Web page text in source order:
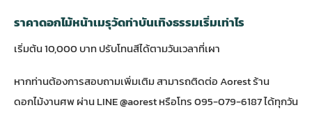
ราคาดอกไม้หน้าเมรุวัดท่าบันเทิงธรรมเริ่มเท่าไร
เริ่มต้น 10,000 บาท ปรับโทนสีได้ตามวันเวลาที่เผา
หากท่านต้องการสอบถามเพิ่มเติม สามารถติดต่อAorest ร้าน
ดอกไม้งานศพผ่าน LINE @aorest หรือโทร 095-079-6187 ได้ทุกวัน